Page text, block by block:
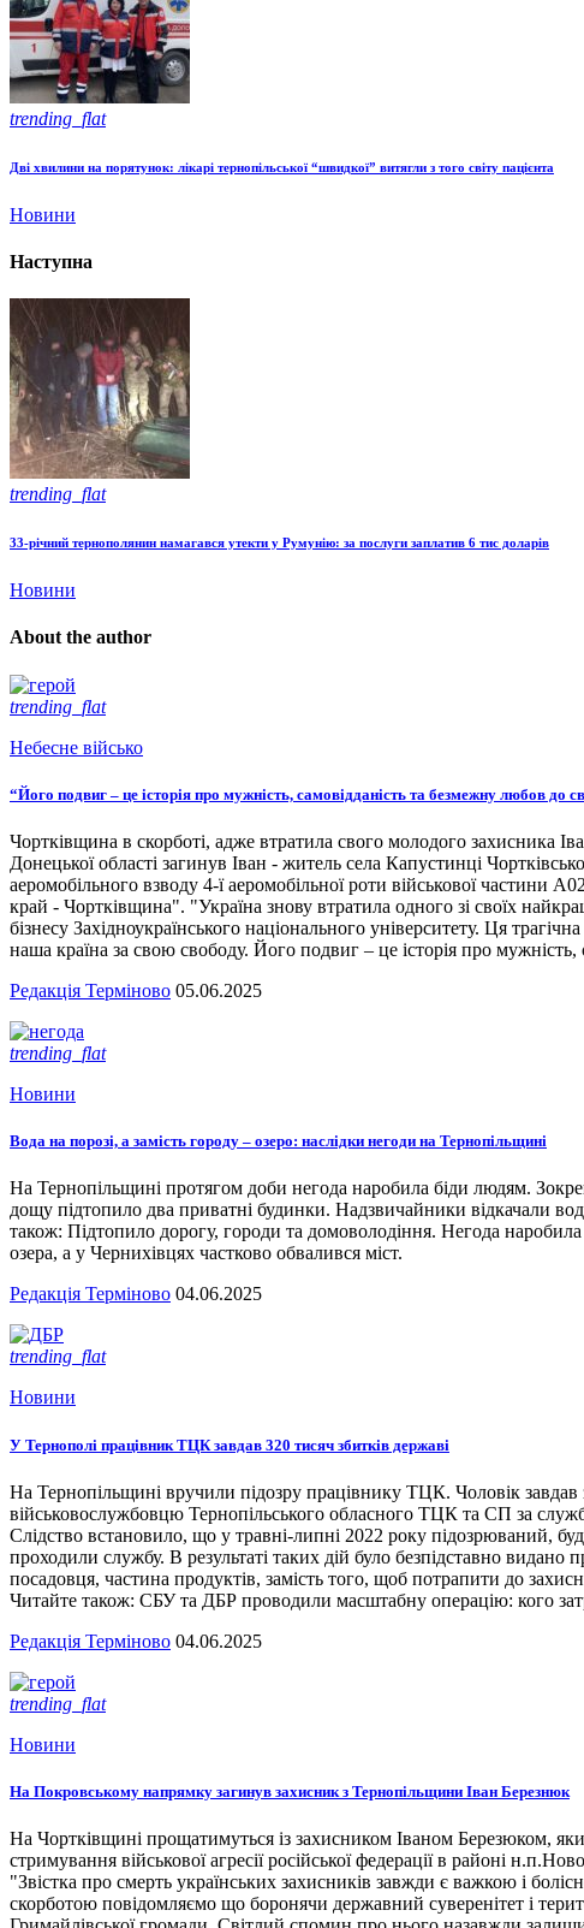
trending_flat
Дві хвилини на порятунок: лікарі тернопільської “швидкої” витягли з того світу пацієнта
Новини
Наступна
trending_flat
33-річний тернополянин намагався утекти у Румунію: за послуги заплатив 6 тис доларів
Новини
About the author
trending_flat
Небесне військо
“Його подвиг – це історія про мужність, самовідданість та безмежну любов до
Чортківщина в скорботі, адже втратила свого молодого захисника
Донецької області загинув Іван - житель села Капустинці
аеромобільного взводу 4-ї аеромобільної роти військової частини
край - Чортківщина". "Україна знову втратила одного зі своїх
бізнесу Західноукраїнського національного університету. Ця
наша країна за свою свободу. Його подвиг – це історія про
Редакція Терміново 05.06.2025
trending_flat
Новини
Вода на порозі, а замість городу – озеро: наслідки негоди на Тернопільщині
На Тернопільщині протягом доби негода наробила біди людям.
дощу підтопило два приватні будинки. Надзвичайники відкачали
також: Підтопило дорогу, городи та домоволодіння. Негода
озера, а у Чернихівцях частково обвалився міст.
Редакція Терміново 04.06.2025
trending_flat
Новини
У Тернополі працівник ТЦК завдав 320 тисяч збитків державі
На Тернопільщині вручили підозру працівнику ТЦК. Чоловік
військовослужбовцю Тернопільського обласного ТЦК та СП за
Слідство встановило, що у травні-липні 2022 року підозрюваний,
проходили службу. В результаті таких дій було безпідставно
посадовця, частина продуктів, замість того, щоб потрапити до
Читайте також: СБУ та ДБР проводили масштабну операцію: кого
Редакція Терміново 04.06.2025
trending_flat
Новини
На Покровському напрямку загинув захисник з Тернопільщини Іван Березнюк
На Чортківщині прощатимуться із захисником Іваном Березюком,
стримування військової агресії російської федерації в районі
"Звістка про смерть українських захисників завжди є важкою і
скорботою повідомляємо що боронячи державний суверенітет і